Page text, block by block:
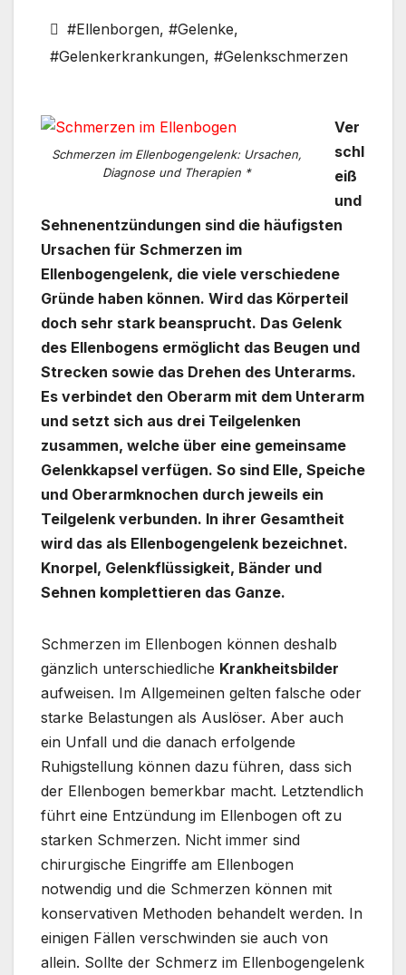
#Ellenborgen, #Gelenke,
#Gelenkerkrankungen, #Gelenkschmerzen
Schmerzen im Ellenbogengelenk: Ursachen,
Diagnose und Therapien *
Ver
schl
eiß
und
Sehnenentzündungen sind die häufigsten
Ursachen für Schmerzen im
Ellenbogengelenk, die viele verschiedene
Gründe haben können. Wird das Körperteil
doch sehr stark beansprucht. Das Gelenk
des Ellenbogens ermöglicht das Beugen und
Strecken sowie das Drehen des Unterarms.
Es verbindet den Oberarm mit dem Unterarm
und setzt sich aus drei Teilgelenken
zusammen, welche über eine gemeinsame
Gelenkkapsel verfügen. So sind Elle, Speiche
und Oberarmknochen durch jeweils ein
Teilgelenk verbunden. In ihrer Gesamtheit
wird das als Ellenbogengelenk bezeichnet.
Knorpel, Gelenkflüssigkeit, Bänder und
Sehnen komplettieren das Ganze.
Schmerzen im Ellenbogen können deshalb
gänzlich unterschiedliche Krankheitsbilder
aufweisen. Im Allgemeinen gelten falsche oder
starke Belastungen als Auslöser. Aber auch
ein Unfall und die danach erfolgende
Ruhigstellung können dazu führen, dass sich
der Ellenbogen bemerkbar macht. Letztendlich
führt eine Entzündung im Ellenbogen oft zu
starken Schmerzen. Nicht immer sind
chirurgische Eingriffe am Ellenbogen
notwendig und die Schmerzen können mit
konservativen Methoden behandelt werden. In
einigen Fällen verschwinden sie auch von
allein. Sollte der Schmerz im Ellenbogengelenk